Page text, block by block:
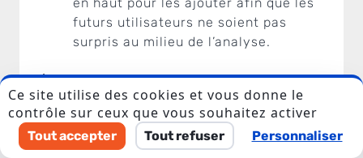
futurs utilisateurs ne soient pas
surpris au milieu de l’analyse.
Écrivez une phrase surce que vous avez
l’intention de fairedans le prochain bloc
de code
>Say what you’ll do, do what you said
Veuillez laisser ce champ vide.
Ce site utilise des cookies et vous donne le
contrôle sur ceux que vous souhaitez activer
Tout accepter Tout refuser Personnaliser